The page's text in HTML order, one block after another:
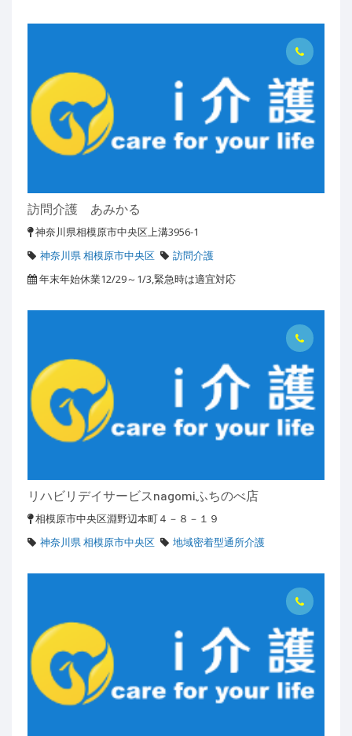
訪問介護 あみかる
神奈川県相模原市中央区上溝3956-1
神奈川県 相模原市中央区
訪問介護
年末年始休業12/29～1/3,緊急時は適宜対応
リハビリデイサービスnagomiふちのべ店
相模原市中央区淵野辺本町４－８－１９
神奈川県 相模原市中央区
地域密着型通所介護